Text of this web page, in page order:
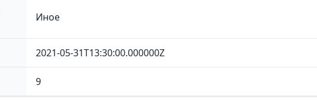
Иное
2021-05-31T13:30:00.000000Z
9